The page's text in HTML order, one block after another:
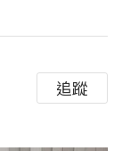
追蹤